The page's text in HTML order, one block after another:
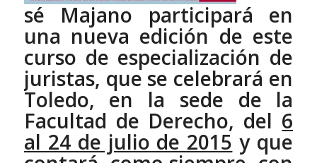
sé Majano participará en
una nueva edición de este
curso de especialización de
juristas, que se celebrará en
Toledo, en la sede de la
Facultad de Derecho, del 6
al 24 de julio de 2015 y que